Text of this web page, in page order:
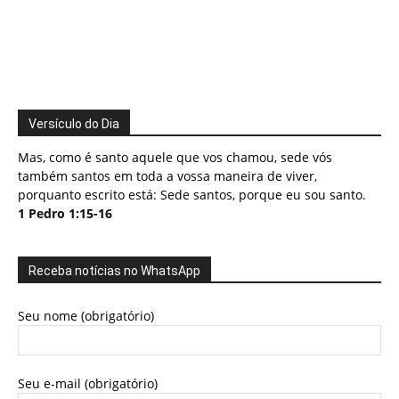
Versículo do Dia
Mas, como é santo aquele que vos chamou, sede vós
também santos em toda a vossa maneira de viver,
porquanto escrito está: Sede santos, porque eu sou santo.
1 Pedro 1:15-16
Receba notícias no WhatsApp
Seu nome (obrigatório)
Seu e-mail (obrigatório)